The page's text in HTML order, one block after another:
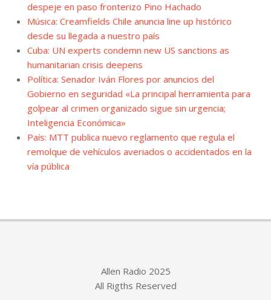
despeje en paso fronterizo Pino Hachado
Música: Creamfields Chile anuncia line up histórico
desde su llegada a nuestro país
Cuba: UN experts condemn new US sanctions as
humanitarian crisis deepens
Política: Senador Iván Flores por anuncios del
Gobierno en seguridad «La principal herramienta para
golpear al crimen organizado sigue sin urgencia;
Inteligencia Económica»
País: MTT publica nuevo reglamento que regula el
remolque de vehículos averiados o accidentados en la
vía pública
Allen Radio 2025
All Rigths Reserved